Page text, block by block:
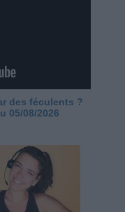
des féculents ?
05/08/2026